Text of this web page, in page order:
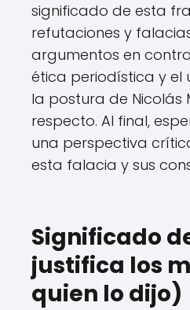
significado de esta
refutaciones y
argumentos en
ética periodística y el
la postura de Nicolás
respecto. Al final,
una perspectiva
esta falacia y sus
Significado
justifica los
quien lo dijo)